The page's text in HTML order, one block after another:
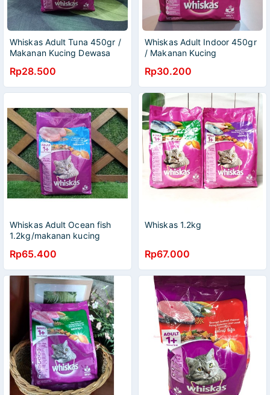
Whiskas Adult Tuna 450gr /
Makanan Kucing Dewasa
Rp28.500
Whiskas Adult Indoor 450gr
/ Makanan Kucing
Rp30.200
Whiskas Adult Ocean fish
1.2kg/makanan kucing
Rp65.400
Whiskas 1.2kg
Rp67.000